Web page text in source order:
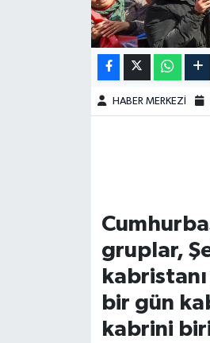
HABER MERKEZİ
gruplar,
bir gün
kabrini